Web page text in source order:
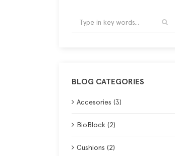
BLOG CATEGORIES
Accesories (3)
BioBlock (2)
Cushions (2)